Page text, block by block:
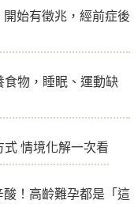
始有徵兆，經前症後
食物，睡眠、運動缺
情境化解一次看
！高齡難孕都是「這